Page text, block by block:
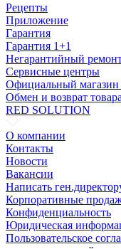
Рецепты
Приложение
Гарантия
Гарантия 1+1
Негарантийный
Сервисные центры
Официальный магазин
Обмен и возврат товара
RED SOLUTION
О компании
Контакты
Новости
Вакансии
Написать
Корпоративные
Конфиденциальность
Юридическая
Пользовательское